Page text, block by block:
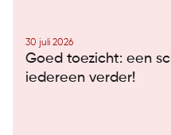
30 juli 2026
Goed toezicht: een
iedereen verder!